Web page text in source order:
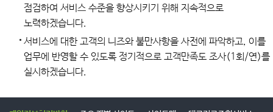
점검하여 서비스 수준을 향상시키기 위해 지속적으로
노력하겠습니다.
서비스에 대한 고객의 니즈와 불만사항을 사전에 파악하고, 이를
업무에 반영할 수 있도록 정기적으로 고객만족도 조사(1회/연)를
실시하겠습니다.